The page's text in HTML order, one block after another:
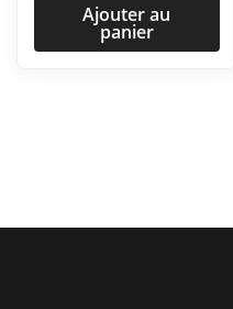
Ajouter au
panier